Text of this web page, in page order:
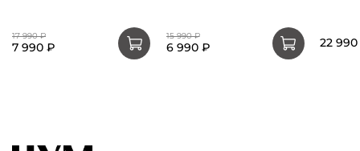
17 990 ₽
7 990 ₽
15 990 ₽
6 990 ₽ 22